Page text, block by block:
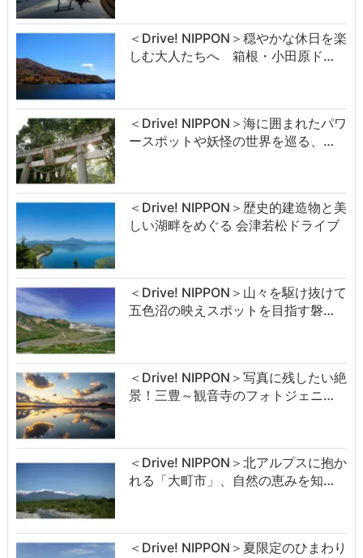
＜Drive! NIPPON＞穏やかな休日を楽
しむ大人たちへ 箱根・小田原ド…
＜Drive! NIPPON＞海に囲まれたパワ
ースポットや妖怪の世界を巡る、…
＜Drive! NIPPON＞歴史的建造物と美
しい湖畔をめぐる 会津若松ドライブ
＜Drive! NIPPON＞山々を駆け抜けて
五色沼の映えスポットを目指す磐…
＜Drive! NIPPON＞写真に残したい絶
景！三豊～観音寺のフォトジェニ…
＜Drive! NIPPON＞北アルプスに抱か
れる「大町市」、自然の恵みを知…
＜Drive! NIPPON＞夏限定のひまわり